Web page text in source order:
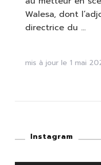
Walesa, dont
directrice du …
mis à jour le 1 mai
Instagram